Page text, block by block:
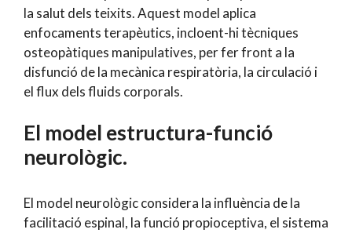
la salut dels teixits. Aquest model aplica
enfocaments terapèutics, incloent-hi tècniques
osteopàtiques manipulatives, per fer front a la
disfunció de la mecànica respiratòria, la circulació i
el flux dels fluids corporals.
El model estructura-funció
neurològic.
El model neurològic considera la influència de la
facilitació espinal, la funció propioceptiva, el sistema